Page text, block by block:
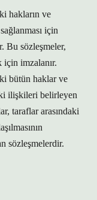
hakların ve
için
Bu sözleşmeler,
için imzalanır.
bütün haklar ve
ilişkileri belirleyen
taraflar arasındaki
sözleşmelerdir.